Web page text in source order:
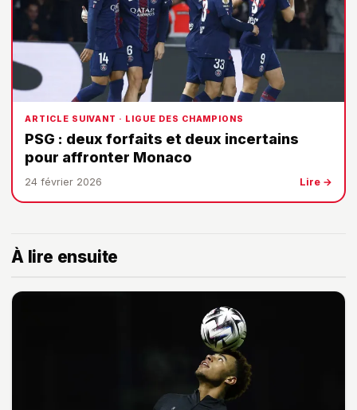
ARTICLE SUIVANT · LIGUE DES CHAMPIONS
PSG : deux forfaits et deux incertains
pour affronter Monaco
24 février 2026 Lire →
À lire ensuite